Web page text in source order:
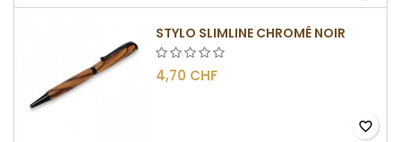
STYLO SLIMLINE CHROMÉ NOIR
4,70 CHF
favorite_border